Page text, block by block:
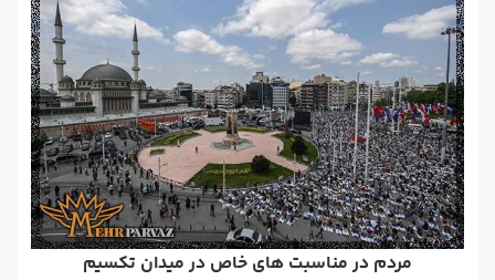
مردم در مناسبت های خاص در میدان تکسیم